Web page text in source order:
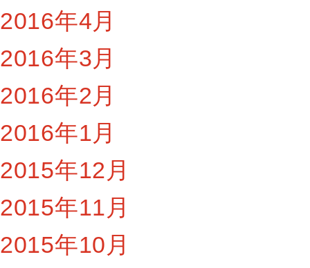
2016年4月
2016年3月
2016年2月
2016年1月
2015年12月
2015年11月
2015年10月